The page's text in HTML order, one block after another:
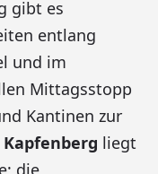
gibt es
entlang
und im
Mittagsstopp
Kantinen zur
liegt
die